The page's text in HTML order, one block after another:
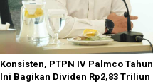
Konsisten, PTPN IV Palmco Tahun
Ini Bagikan Dividen Rp2,83 Triliun